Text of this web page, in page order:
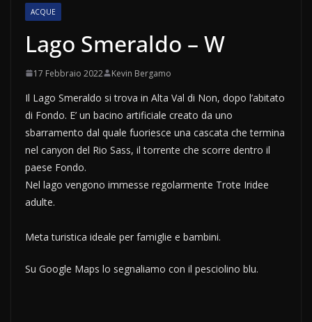
ACQUE
Lago Smeraldo – W
17 Febbraio 2022 Kevin Bergamo
Il Lago Smeraldo si trova in Alta Val di Non, dopo l’abitato
di Fondo. E’ un bacino artificiale creato da uno
sbarramento dal quale fuoriesce una cascata che termina
nel canyon del Rio Sass, il torrente che scorre dentro il
paese Fondo.
Nel lago vengono immesse regolarmente Trote Iridee
adulte.
Meta turistica ideale per famiglie e bambini.
Su Google Maps lo segnaliamo con il pesciolino blu.